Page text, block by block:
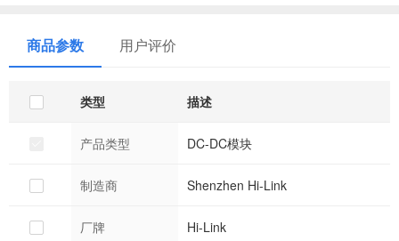
transmission support
APP/ Cloud platform
customise
DC power supply
converter/module
商品参数 用户评价
类型 描述
产品类型 DC-DC模块
制造商 Shenzhen Hi-Link
厂牌 Hi-Link